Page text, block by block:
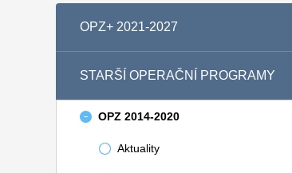
OPZ+ 2021-2027
STARŠÍ OPERAČNÍ PROGRAMY
OPZ 2014-2020
Aktuality